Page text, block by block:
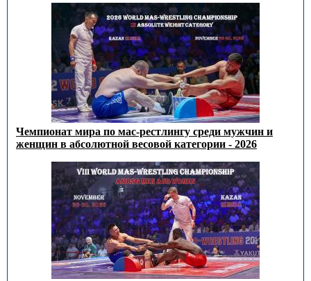
Чемпионат мира по мас-рестлингу среди мужчин и
женщин в абсолютной весовой категории - 2026